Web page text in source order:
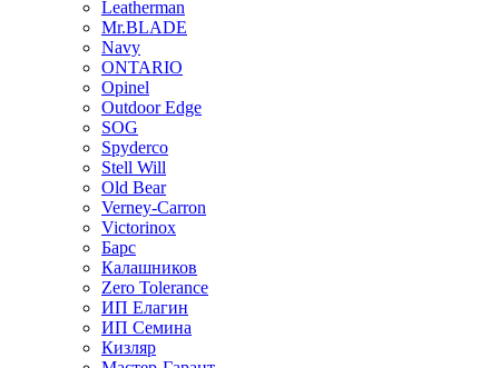
Leatherman
Mr.BLADE
Navy
ONTARIO
Opinel
Outdoor Edge
SOG
Spyderco
Stell Will
Old Bear
Verney-Carron
Victorinox
Барс
Калашников
Zero Tolerance
ИП Елагин
ИП Семина
Кизляр